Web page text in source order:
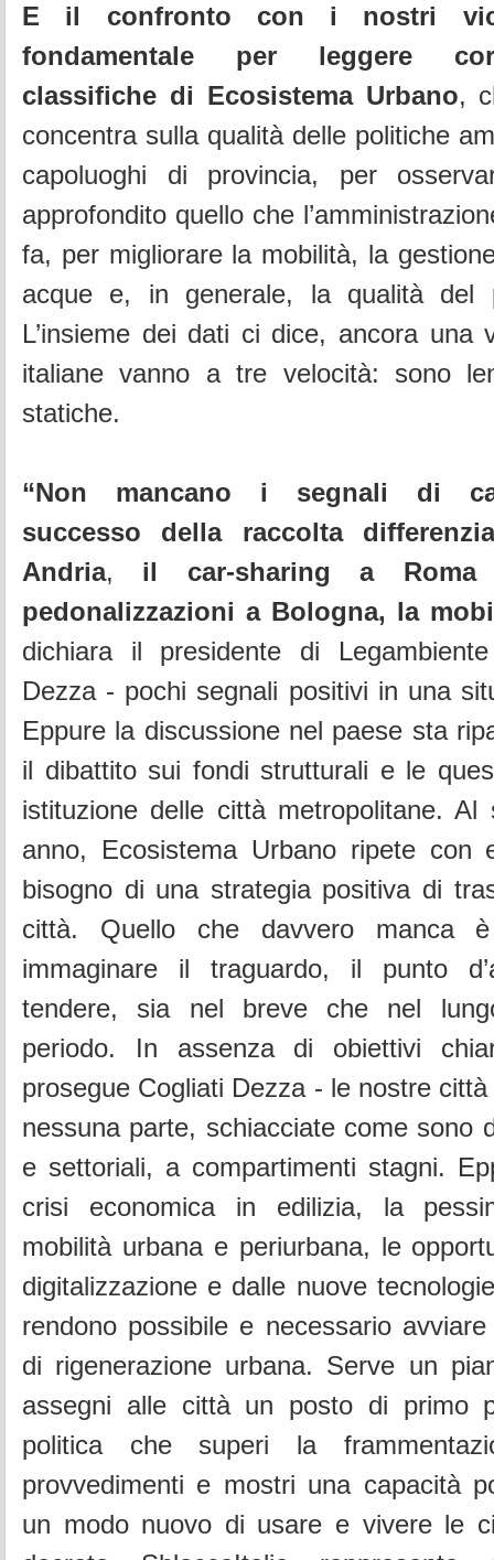
E il confronto con i nostri
fondamentale per leggere
classifiche di Ecosistema Urbano,
concentra sulla qualità delle politiche
capoluoghi di provincia, per
approfondito quello che
fa, per migliorare la mobilità, la
acque e, in generale, la qualità del
L’insieme dei dati ci dice, ancora una
italiane vanno a tre velocità: sono
statiche.
“Non mancano i segnali di
successo della raccolta
Andria, il car-sharing a
pedonalizzazioni a Bologna, la
dichiara il presidente di
Dezza - pochi segnali positivi in una
Eppure la discussione nel paese sta
il dibattito sui fondi strutturali e le
istituzione delle città metropolitane. Al
anno, Ecosistema Urbano ripete con
bisogno di una strategia positiva di
città. Quello che davvero manca
immaginare il traguardo, il punto
tendere, sia nel breve che nel
periodo. In assenza di obiettivi
prosegue Cogliati Dezza - le nostre
nessuna parte, schiacciate come sono
e settoriali, a compartimenti stagni.
crisi economica in edilizia, la
mobilità urbana e periurbana, le
digitalizzazione e dalle nuove
rendono possibile e necessario
di rigenerazione urbana. Serve un
assegni alle città un posto di primo
politica che superi la
provvedimenti e mostri una capacità
un modo nuovo di usare e vivere le